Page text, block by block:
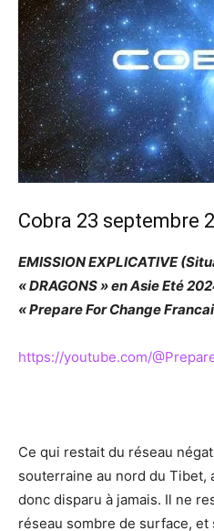
Cobra 23 septembre
EMISSION EXPLICATIVE
« DRAGONS » en Asie Eté
« Prepare For Change
https://youtube.com/
Ce qui restait du réseau
souterraine au nord du Tibet,
donc disparu à jamais. Il ne
réseau sombre de surface,